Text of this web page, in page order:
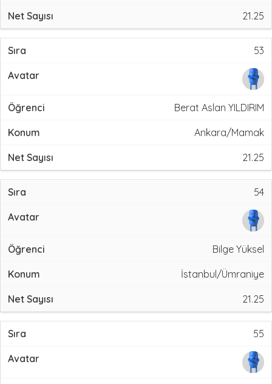
21.25
53
Berat Aslan YILDIRIM
Ankara/Mamak
21.25
54
Bilge Yüksel
İstanbul/Ümraniye
21.25
55